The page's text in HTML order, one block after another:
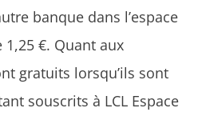
banque dans l’espace
1,25 €. Quant aux
gratuits lorsqu’ils sont
souscrits à LCL Espace